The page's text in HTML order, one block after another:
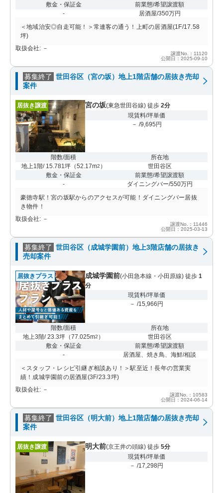
敷金・保証金
-
前業態/希望譲渡額
居酒屋/350万円
＜地域治安◎自走可能！＞常連客の通う！上町の居酒屋(1F/17.58
坪)
取扱会社: －
譲渡No.：11120
公開日：2025-09-10
募集終了 世田谷区（宮の坂）地上1階店舗の居抜き売却
案件
居抜き譲渡 宮の坂(東急世田谷線) 徒歩 2分
現賃料/坪単価
－ /9,695円
階数/面積
地上1階/ 15.781坪（52.17m2 ）
所在地
世田谷区
敷金・保証金
-
前業態/希望譲渡額
ダイニングバー/550万円
豪徳寺駅！宮の坂駅からのアクセスが可能！ダイニングバー居抜
き物件！
取扱会社: －
譲渡No.：11446
公開日：2025-03-13
募集終了 世田谷区（成城学園前）地上3階店舗の居抜き
売却案件
居抜きプラス 成城学園前(小田急本線・小田原線) 徒歩 1
分
現賃料/坪単価
－ /15,966円
階数/面積
地上3階/ 23.3坪 （77.025m2 ）
所在地
世田谷区
敷金・保証金
-
前業態/希望譲渡額
居酒屋、焼き鳥、海鮮/相談
＜スタッフ・レシピ引継ぎ相談あり！＞駅至近！長年の営業実
績！成城学園前の居酒屋(3F/23.3坪)
取扱会社: －
譲渡No.：10583
公開日：2024-06-14
募集終了 世田谷区（明大前）地上1階店舗の居抜き売却
案件
居抜き譲渡 明大前(京王井の頭線) 徒歩 5分
現賃料/坪単価
－ /17,298円